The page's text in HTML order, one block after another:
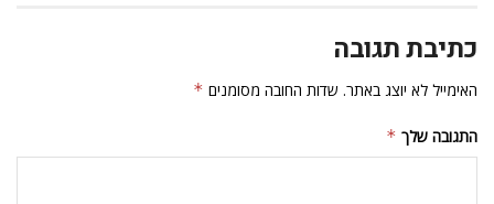
כתיבת תגובה
האימייל לא יוצג באתר. שדות החובה מסומנים *
התגובה שלך *